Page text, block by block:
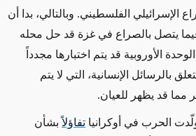
الإسرائيلي الفلسطيني. وبالتالي، بدا أن
فيما يتصل بالصراع في غزة قد حل محله
الأوروبية قد يتم اختبارها مجدداً
بالرسائل الإنسانية، التي لا يتم
مما قد يظهر للعيان.
الحرب في أوكرانيا تفاؤلاًبشأن